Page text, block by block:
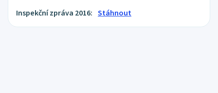
Inspekční zpráva 2016: Stáhnout